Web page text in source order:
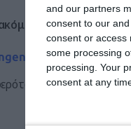
and our partners
consent to our
consent or access
some processing
processing. Your
consent at any
7 τρόποι για να
(23)
ο Μαρκ Τουέιν